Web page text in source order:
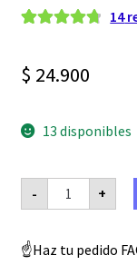
base a
de clientes
14
$ 24.900
13 disponibles
-
CDI
Competicion
Moto
250
+
☝️Haz tu pedido